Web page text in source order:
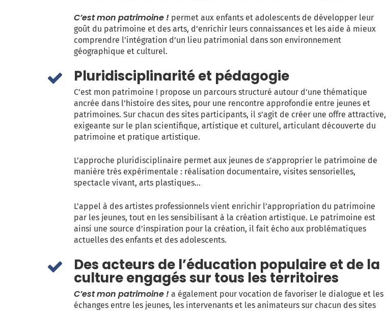
C’est mon patrimoine ! permet aux enfants et adolescents de développer leur
goût du patrimoine et des arts, d’enrichir leurs connaissances et les aide à mieux
comprendre l’intégration d’un lieu patrimonial dans son environnement
géographique et culturel.
Pluridisciplinarité et pédagogie
C’est mon patrimoine ! propose un parcours structuré autour d’une thématique
ancrée dans l’histoire des sites, pour une rencontre approfondie entre jeunes et
patrimoines. Sur chacun des sites participants, il s’agit de créer une offre attractive,
exigeante sur le plan scientifique, artistique et culturel, articulant découverte du
patrimoine et pratique artistique.
L’approche pluridisciplinaire permet aux jeunes de s’approprier le patrimoine de
manière très expérimentale : réalisation documentaire, visites sensorielles,
spectacle vivant, arts plastiques…
L’appel à des artistes professionnels vient enrichir l’appropriation du patrimoine
par les jeunes, tout en les sensibilisant à la création artistique. Le patrimoine est
ainsi une source d’inspiration pour la création, il fait écho aux problématiques
actuelles des enfants et des adolescents.
Des acteurs de l’éducation populaire et de la
culture engagés sur tous les territoires
C’est mon patrimoine ! a également pour vocation de favoriser le dialogue et les
échanges entre les jeunes, les intervenants et les animateurs sur chacun des sites